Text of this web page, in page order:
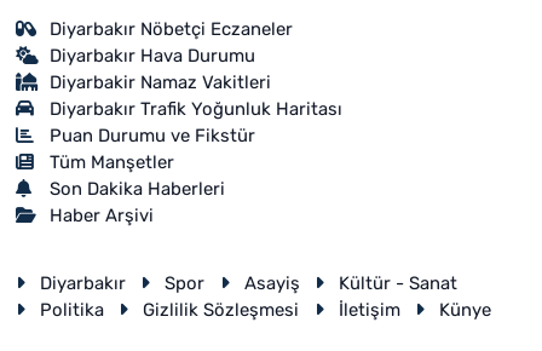
Diyarbakır Nöbetçi Eczaneler
Diyarbakır Hava Durumu
Diyarbakir Namaz Vakitleri
Diyarbakır Trafik Yoğunluk Haritası
Puan Durumu ve Fikstür
Tüm Manşetler
Son Dakika Haberleri
Haber Arşivi
Diyarbakır Spor Asayiş
Kültür - Sanat
Politika
Gizlilik Sözleşmesi İletişim Künye